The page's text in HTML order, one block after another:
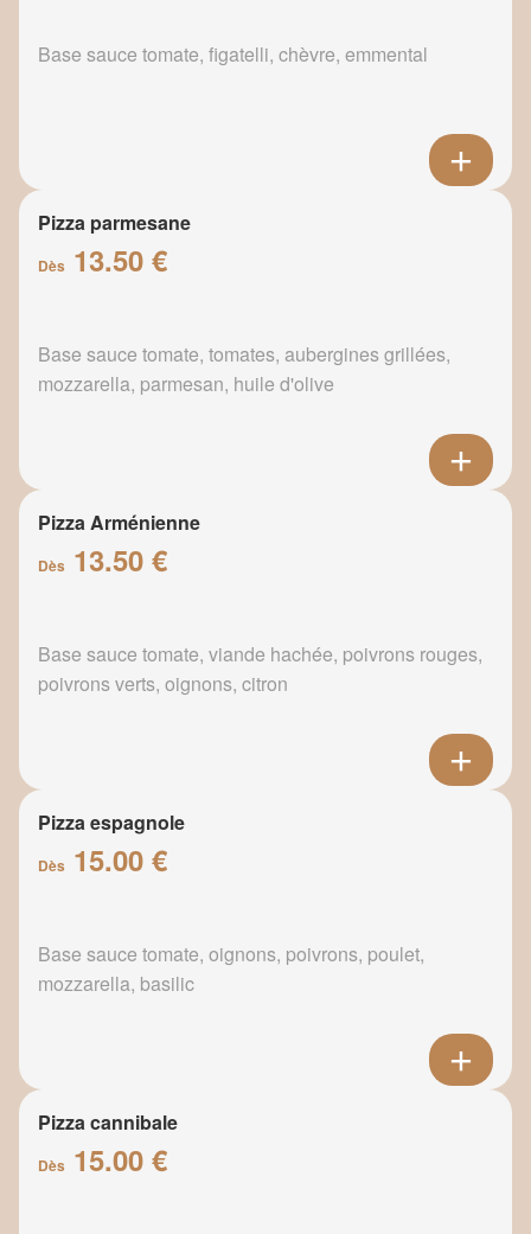
Base sauce tomate, figatelli, chèvre, emmental
Pizza parmesane
Dès 13.50 €
Base sauce tomate, tomates, aubergines grillées,
mozzarella, parmesan, huile d'olive
Pizza Arménienne
Dès 13.50 €
Base sauce tomate, viande hachée, poivrons rouges,
poivrons verts, oignons, citron
Pizza espagnole
Dès 15.00 €
Base sauce tomate, oignons, poivrons, poulet,
mozzarella, basilic
Pizza cannibale
Dès 15.00 €